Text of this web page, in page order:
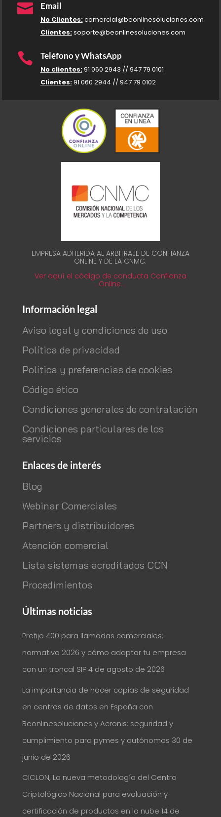
 Email
No Clientes:comercial@beonlinesoluciones.com
Clientes:soporte@beonlinesoluciones.com
 Teléfono y WhatsApp
No clientes:91 060 2943 // 947 79 0101
Clientes:91 060 2944 // 947 79 0102
EMPRESA ADHERIDA AL ARBITRAJE DE CONFIANZA
ONLINE Y DE LA CNMC.
Ver aquí el código de conducta Confianza
Online.
Información legal
Aviso legal y condiciones de uso
Política de privacidad
Política y preferencias de cookies
Código ético
Condiciones generales de contratación
Condiciones particulares de los
servicios
Enlaces de interés
Blog
Webinar Comerciales
Partners y distribuidores
Atención comercial
Lista sistemas acreditados CCN
Procedimientos
Últimas noticias
Prefijo 400 para llamadas comerciales:
normativa 2026 y cómo adaptar tu empresa
con un troncal SIP 4 de agosto de 2026
La importancia de hacer copias de seguridad
en centros de datos en España con
Beonlinesoluciones y Acronis: seguridad y
cumplimiento para pymes y autónomos 30 de
junio de 2026
CICLON, La nueva metodología del Centro
Criptológico Nacional para evaluación y
certificación de productos en la nube 14 de